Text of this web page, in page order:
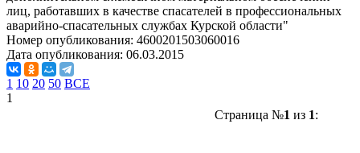
лиц, работавших в качестве спасателей в профессиональных
аварийно-спасательных службах Курской области"
Номер опубликования: 4600201503060016
Дата опубликования: 06.03.2015
1 10 20 50 ВСЕ
1
Страница №1 из 1: